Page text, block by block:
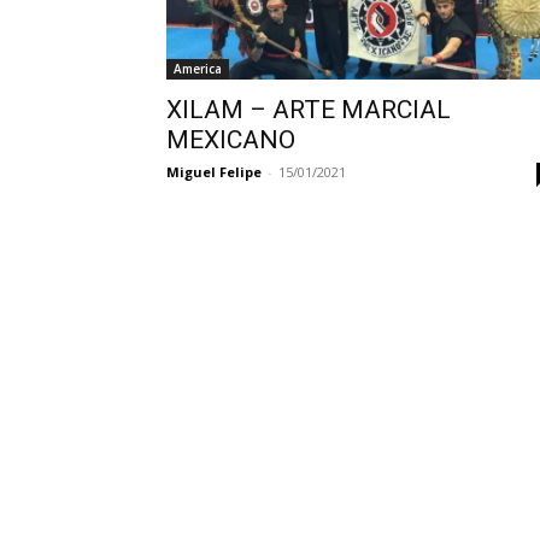
America
XILAM – ARTE MARCIAL
MEXICANO
Miguel Felipe - 15/01/2021